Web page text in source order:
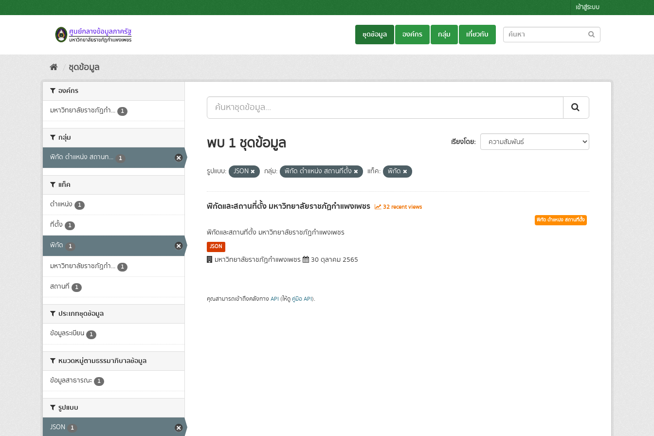
to
เข้าสู่ระบบ
ชุดข้อมูล องค์กร กลุ่ม เกี่ยวกับ
ชุดข้อมูล
องค์กร
มหาวิทยาลัยราชภัฏกำ... 1
กลุ่ม
พิกัด ตำแหน่ง สถานท... 1
แท็ค
ตำแหน่ง 1
ที่ตั้ง 1
พิกัด 1
มหาวิทยาลัยราชภัฏกำ... 1
สถานที่ 1
ประเภทชุดข้อมูล
ข้อมูลระเบียน 1
หมวดหมู่ตามธรรมาภิบาลข้อมูล
ข้อมูลสาธารณะ 1
รูปแบบ
JSON 1
เรียงโดย
พบ 1 ชุดข้อมูล
รูปแบบ: JSON กลุ่ม: พิกัด ตำแหน่ง สถานที่ตั้ง แท็ค: พิกัด
พิกัดและสถานที่ตั้ง มหาวิทยาลัยราชภัฏกำแพงเพชร 32 recent views
พิกัด ตำแหน่ง สถานที่ตั้ง
พิกัดและสถานที่ตั้ง มหาวิทยาลัยราชภัฏกำแพงเพชร
JSON
มหาวิทยาลัยราชภัฏกำแพงเพชร 30 ตุลาคม 2565
คุณสามารถเข้าถึงคลังทาง API (ให้ดู คู่มือ API).